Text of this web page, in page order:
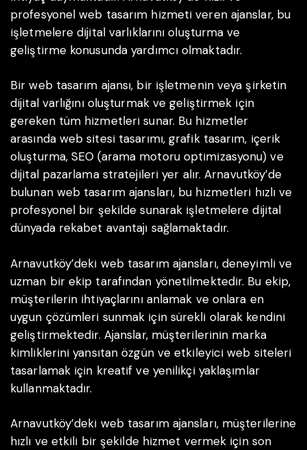
profesyonel web tasarım hizmeti veren ajanslar, bu
işletmelere dijital varlıklarını oluşturma ve
geliştirme konusunda yardımcı olmaktadır.
Bir web tasarım ajansı, bir işletmenin veya şirketin
dijital varlığını oluşturmak ve geliştirmek için
gereken tüm hizmetleri sunar. Bu hizmetler
arasında web sitesi tasarımı, grafik tasarım, içerik
oluşturma, SEO (arama motoru optimizasyonu) ve
dijital pazarlama stratejileri yer alır. Arnavutköy’de
bulunan web tasarım ajansları, bu hizmetleri hızlı ve
profesyonel bir şekilde sunarak işletmelere dijital
dünyada rekabet avantajı sağlamaktadır.
Arnavutköy’deki web tasarım ajansları, deneyimli ve
uzman bir ekip tarafından yönetilmektedir. Bu ekip,
müşterilerin ihtiyaçlarını anlamak ve onlara en
uygun çözümleri sunmak için sürekli olarak kendini
geliştirmektedir. Ajanslar, müşterilerinin marka
kimliklerini yansıtan özgün ve etkileyici web siteleri
tasarlamak için kreatif ve yenilikçi yaklaşımlar
kullanmaktadır.
Arnavutköy’deki web tasarım ajansları, müşterilerine
hızlı ve etkili bir şekilde hizmet vermek için son